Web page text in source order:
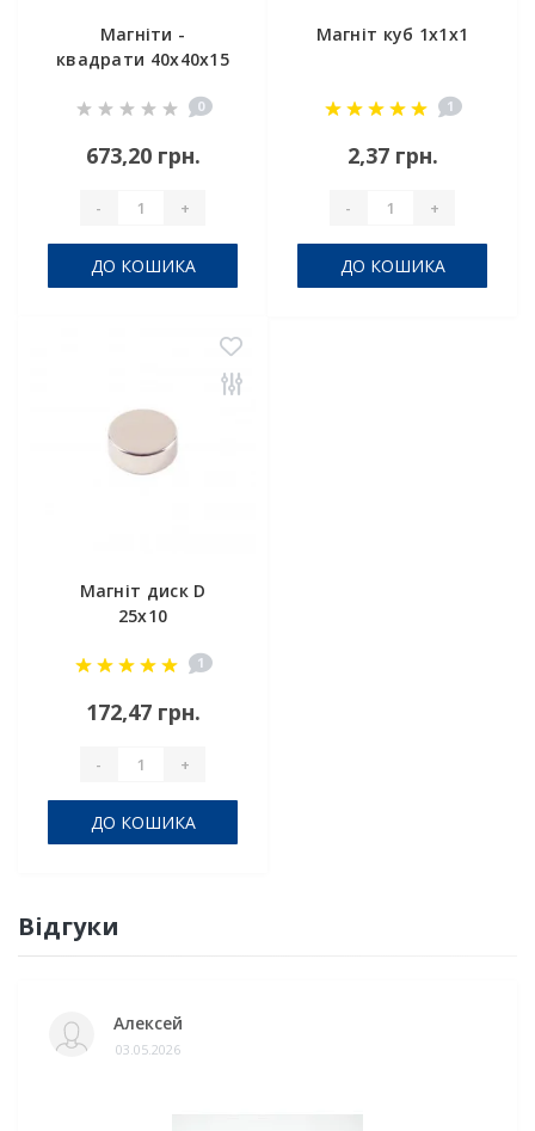
Магніти -
квадрати 40x40x15
0
673,20 грн.
- +
ДО КОШИКА
Магніт куб 1х1х1
1
2,37 грн.
- +
ДО КОШИКА
Магніт диск D
25x10
1
172,47 грн.
- +
ДО КОШИКА
Відгуки
Алексей
03.05.2026